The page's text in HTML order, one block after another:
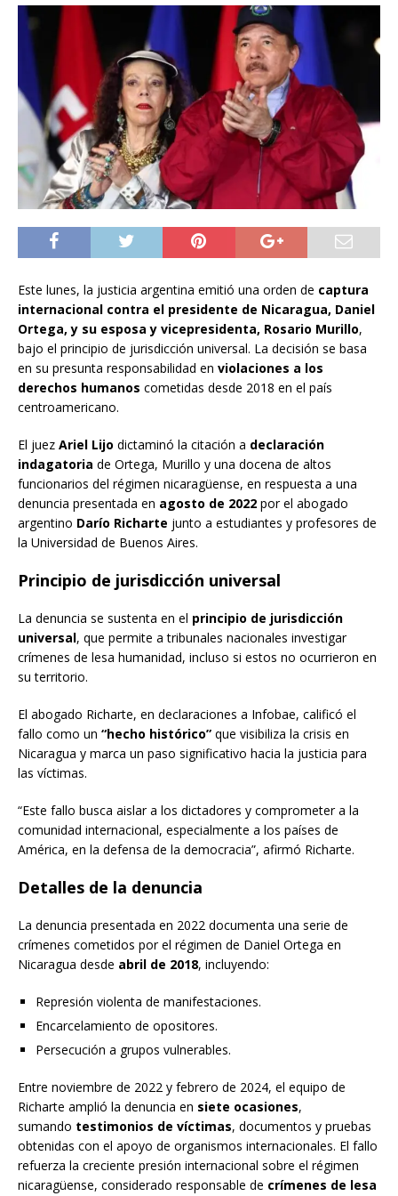
Este lunes, la justicia argentina emitió una orden de captura
internacional contra el presidente de Nicaragua, Daniel
Ortega, y su esposa y vicepresidenta, Rosario Murillo,
bajo el principio de jurisdicción universal. La decisión se basa
en su presunta responsabilidad en violaciones a los
derechos humanos cometidas desde 2018 en el país
centroamericano.
El juez Ariel Lijo dictaminó la citación a declaración
indagatoria de Ortega, Murillo y una docena de altos
funcionarios del régimen nicaragüense, en respuesta a una
denuncia presentada en agosto de 2022 por el abogado
argentino Darío Richarte junto a estudiantes y profesores de
la Universidad de Buenos Aires.
Principio de jurisdicción universal
La denuncia se sustenta en el principio de jurisdicción
universal, que permite a tribunales nacionales investigar
crímenes de lesa humanidad, incluso si estos no ocurrieron en
su territorio.
El abogado Richarte, en declaraciones a Infobae, calificó el
fallo como un “hecho histórico” que visibiliza la crisis en
Nicaragua y marca un paso significativo hacia la justicia para
las víctimas.
“Este fallo busca aislar a los dictadores y comprometer a la
comunidad internacional, especialmente a los países de
América, en la defensa de la democracia”, afirmó Richarte.
Detalles de la denuncia
La denuncia presentada en 2022 documenta una serie de
crímenes cometidos por el régimen de Daniel Ortega en
Nicaragua desde abril de 2018, incluyendo:
Represión violenta de manifestaciones.
Encarcelamiento de opositores.
Persecución a grupos vulnerables.
Entre noviembre de 2022 y febrero de 2024, el equipo de
Richarte amplió la denuncia en siete ocasiones,
sumando testimonios de víctimas, documentos y pruebas
obtenidas con el apoyo de organismos internacionales. El fallo
refuerza la creciente presión internacional sobre el régimen
nicaragüense, considerado responsable de crímenes de lesa